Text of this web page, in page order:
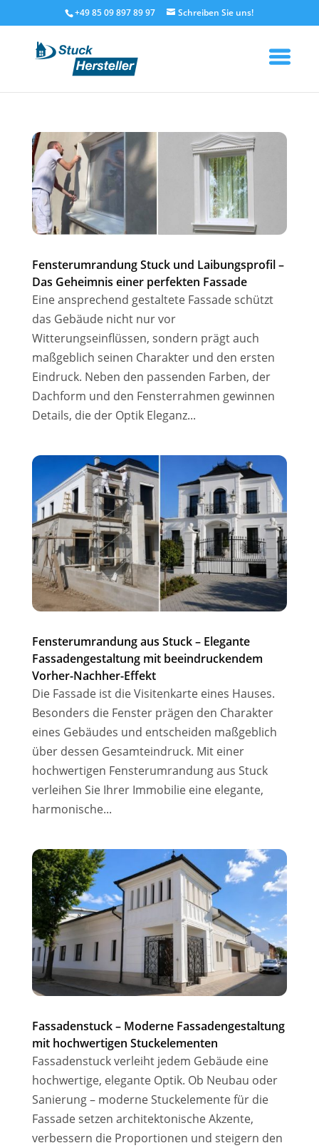
+49 85 09 897 89 97
Fensterumrandung Stuck und Laibungsprofil –
Das Geheimnis einer perfekten Fassade
Eine ansprechend gestaltete Fassade schützt
das Gebäude nicht nur vor
Witterungseinflüssen, sondern prägt auch
maßgeblich seinen Charakter und den ersten
Eindruck. Neben den passenden Farben, der
Dachform und den Fensterrahmen gewinnen
Details, die der Optik Eleganz...
Fensterumrandung aus Stuck – Elegante
Fassadengestaltung mit beeindruckendem
Vorher-Nachher-Effekt
Die Fassade ist die Visitenkarte eines Hauses.
Besonders die Fenster prägen den Charakter
eines Gebäudes und entscheiden maßgeblich
über dessen Gesamteindruck. Mit einer
hochwertigen Fensterumrandung aus Stuck
verleihen Sie Ihrer Immobilie eine elegante,
harmonische...
Fassadenstuck – Moderne Fassadengestaltung
mit hochwertigen Stuckelementen
Fassadenstuck verleiht jedem Gebäude eine
hochwertige, elegante Optik. Ob Neubau oder
Sanierung – moderne Stuckelemente für die
Fassade setzen architektonische Akzente,
verbessern die Proportionen und steigern den